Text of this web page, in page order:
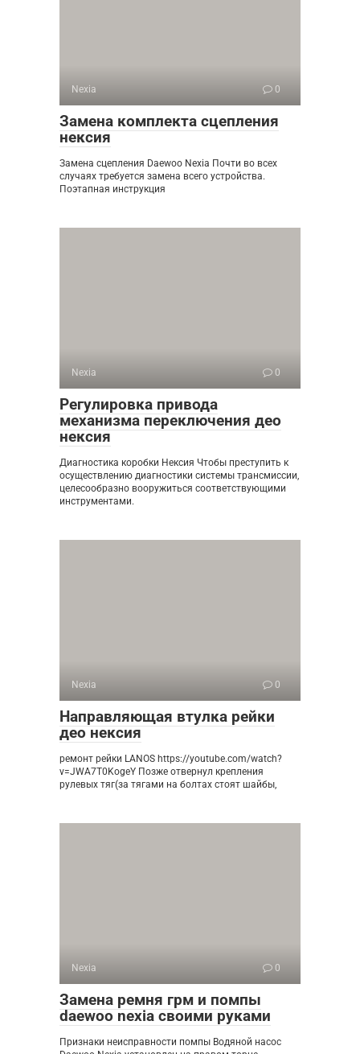
Nexia 0
Замена комплекта сцепления
нексия
Замена сцепления Daewoo Nexia Почти во всех
случаях требуется замена всего устройства.
Поэтапная инструкция
Nexia 0
Регулировка привода
механизма переключения део
нексия
Диагностика коробки Нексия Чтобы преступить к
осуществлению диагностики системы трансмиссии,
целесообразно вооружиться соответствующими
инструментами.
Nexia 0
Направляющая втулка рейки
део нексия
ремонт рейки LANOS https://youtube.com/watch?
v=JWA7T0KogeY Позже отвернул крепления
рулевых тяг(за тягами на болтах стоят шайбы,
Nexia 0
Замена ремня грм и помпы
daewoo nexia своими руками
Признаки неисправности помпы Водяной насос